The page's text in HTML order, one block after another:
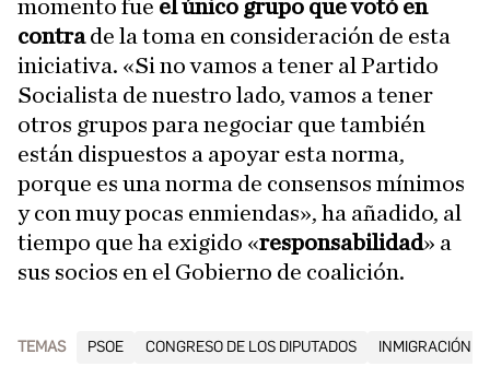
momento fue el único grupo que votó en
contrade la toma en consideración de esta
iniciativa. «Si no vamos a tener al Partido
Socialista de nuestro lado, vamos a tener
otros grupos para negociar que también
están dispuestos a apoyar esta norma,
porque es una norma de consensos mínimos
y con muy pocas enmiendas», ha añadido, al
tiempo que ha exigido «responsabilidad» a
sus socios en el Gobierno de coalición.
TEMAS PSOE CONGRESO DE LOS DIPUTADOS INMIGRACIÓN